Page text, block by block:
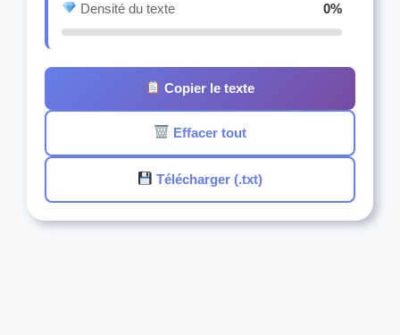
Densité du texte 0%
Copier le texte
Effacer tout
Télécharger (.txt)